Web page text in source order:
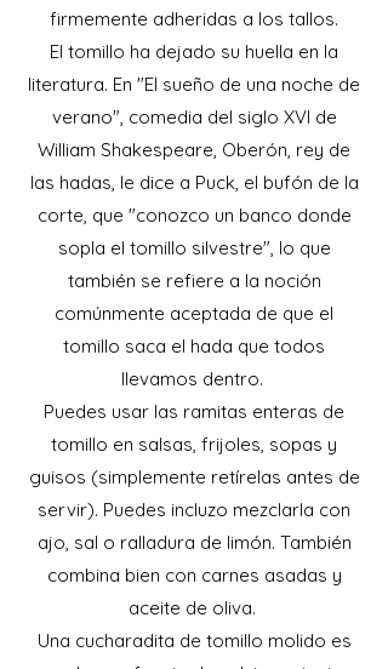
firmemente adheridas a los tallos.
El tomillo ha dejado su huella en la
literatura. En "El sueño de una noche de
verano", comedia del siglo XVI de
William Shakespeare, Oberón, rey de
las hadas, le dice a Puck, el bufón de la
corte, que "conozco un banco donde
sopla el tomillo silvestre", lo que
también se refiere a la noción
comúnmente aceptada de que el
tomillo saca el hada que todos
llevamos dentro.
Puedes usar las ramitas enteras de
tomillo en salsas, frijoles, sopas y
guisos (simplemente retírelas antes de
servir). Puedes incluzo mezclarla con
ajo, sal o ralladura de limón. También
combina bien con carnes asadas y
aceite de oliva.
Una cucharadita de tomillo molido es